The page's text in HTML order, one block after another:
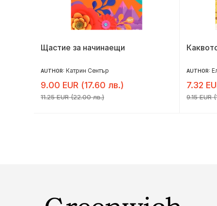
Щастие за начинаещи
AUTHOR: Катрин Сентър
9.00 EUR (17.60 лв.)
11.25 EUR (22.00 лв.)
AUTHOR:
7.32
9.15 EUR